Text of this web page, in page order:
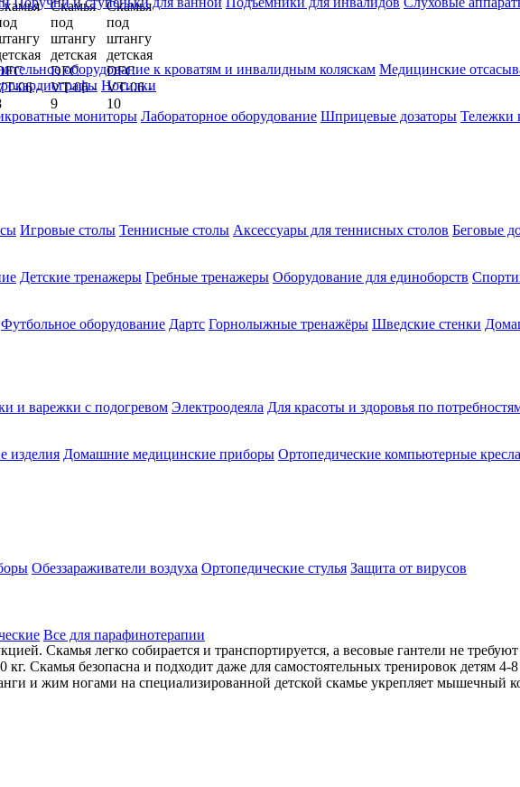
оборудование к кроватям и инвалидным коляскам Медицинские
Носилки
мониторы Лабораторное оборудование Шприцевые дозаторы Тележки
Игровые столы Теннисные столы Аксессуары для теннисных столов Беговые
Детские тренажеры Гребные тренажеры Оборудование для единоборств
Футбольное оборудование Дартс Горнолыжные тренажёры Шведские стенки
и варежки с подогревом Электроодеяла Для красоты и здоровья по
изделия Домашние медицинские приборы Ортопедические компьютерные
Обеззараживатели воздуха Ортопедические стулья Защита от вирусов
Все для парафинотерапии
Скамья легко собирается и транспортируется, а весовые гантели не
Скамья безопасна и подходит даже для самостоятельных тренировок детям 4-
и жим ногами на специализированной детской скамье укрепляет мышечный